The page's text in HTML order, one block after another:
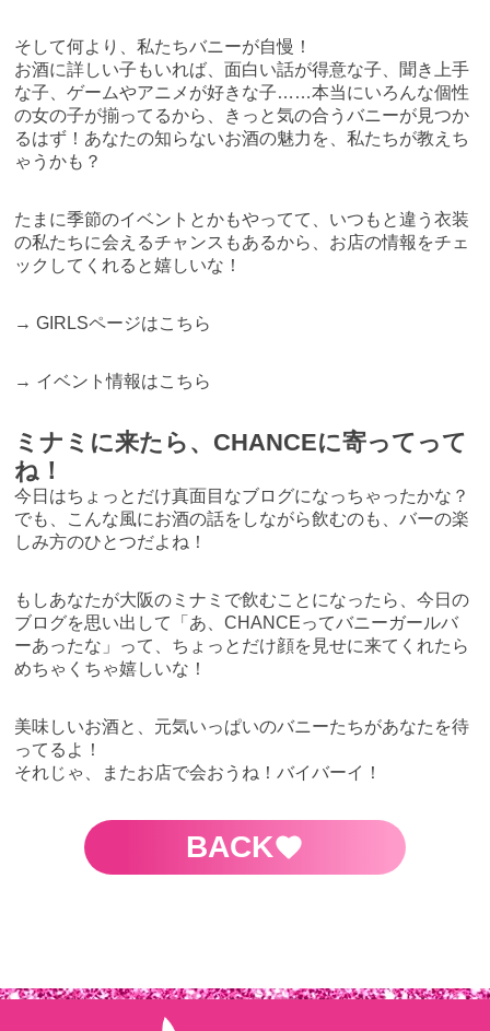
そして何より、私たちバニーが自慢！
お酒に詳しい子もいれば、面白い話が得意な子、聞き上手
な子、ゲームやアニメが好きな子……本当にいろんな個性
の女の子が揃ってるから、きっと気の合うバニーが見つか
るはず！あなたの知らないお酒の魅力を、私たちが教えち
ゃうかも？
たまに季節のイベントとかもやってて、いつもと違う衣装
の私たちに会えるチャンスもあるから、お店の情報をチェ
ックしてくれると嬉しいな！
→GIRLSページはこちら
→ イベント情報はこちら
ミナミに来たら、CHANCEに寄ってって
ね！
今日はちょっとだけ真面目なブログになっちゃったかな？
でも、こんな風にお酒の話をしながら飲むのも、バーの楽
しみ方のひとつだよね！
もしあなたが大阪のミナミで飲むことになったら、今日の
ブログを思い出して「あ、CHANCEってバニーガールバ
ーあったな」って、ちょっとだけ顔を見せに来てくれたら
めちゃくちゃ嬉しいな！
美味しいお酒と、元気いっぱいのバニーたちがあなたを待
ってるよ！
それじゃ、またお店で会おうね！バイバーイ！
BACK